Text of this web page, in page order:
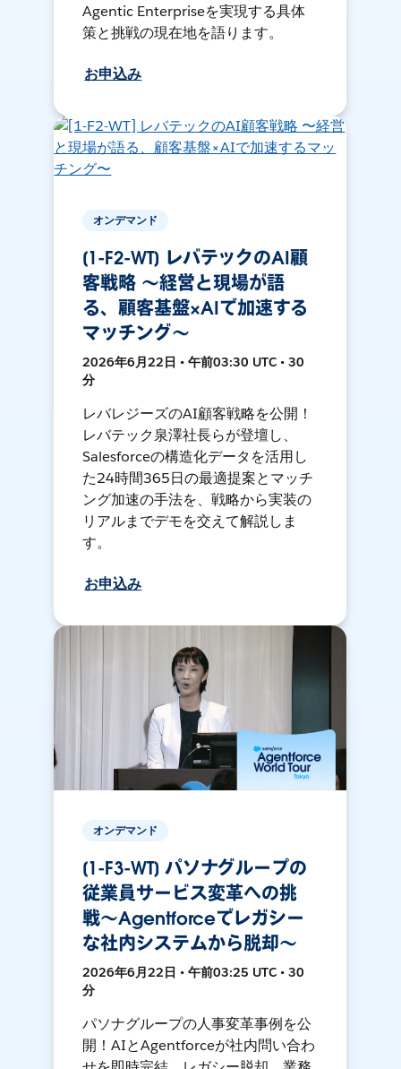
Agentic Enterpriseを実現する具体
策と挑戦の現在地を語ります。
お申込み
オンデマンド
[1-F2-WT] レバテックのAI顧
客戦略 〜経営と現場が語
る、顧客基盤×AIで加速する
マッチング〜
2026年6月22日 • 午前03:30 UTC • 30
分
レバレジーズのAI顧客戦略を公開！
レバテック泉澤社長らが登壇し、
Salesforceの構造化データを活用し
た24時間365日の最適提案とマッチ
ング加速の手法を、戦略から実装の
リアルまでデモを交えて解説しま
す。
お申込み
オンデマンド
[1-F3-WT] パソナグループの
従業員サービス変革への挑
戦〜Agentforceでレガシー
な社内システムから脱却〜
2026年6月22日 • 午前03:25 UTC • 30
分
パソナグループの人事変革事例を公
開！AIとAgentforceが社内問い合わ